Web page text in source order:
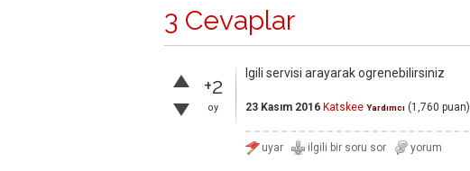
3 Cevaplar
+2
oy
lgili servisi arayarak ogrenebilirsiniz
23 Kasım 2016 Katskee Yardımcı (1,760 puan)